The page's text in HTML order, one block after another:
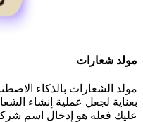
مولد شعارات
مولد الشعارات بالذكاء
بعناية لجعل عملية إنشاء
عليك فعله هو إدخال اسم